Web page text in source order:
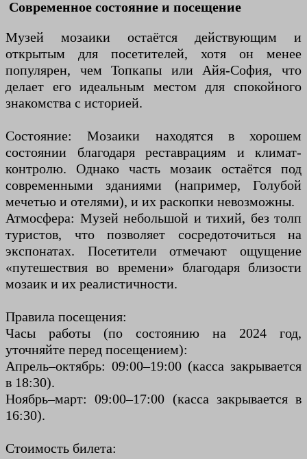
Современное состояние и посещение
Музей мозаики остаётся действующим и
открытым для посетителей, хотя он менее
популярен, чем Топкапы или Айя-София, что
делает его идеальным местом для спокойного
знакомства с историей.
Состояние: Мозаики находятся в хорошем
состоянии благодаря реставрациям и климат-
контролю. Однако часть мозаик остаётся под
современными зданиями (например, Голубой
мечетью и отелями), и их раскопки невозможны.
Атмосфера: Музей небольшой и тихий, без толп
туристов, что позволяет сосредоточиться на
экспонатах. Посетители отмечают ощущение
«путешествия во времени» благодаря близости
мозаик и их реалистичности.
Правила посещения:
Часы работы (по состоянию на 2024 год,
уточняйте перед посещением):
Апрель–октябрь: 09:00–19:00 (касса закрывается
в 18:30).
Ноябрь–март: 09:00–17:00 (касса закрывается в
16:30).
Стоимость билета: